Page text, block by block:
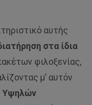
αυτής
στα ίδια
φιλοξενίας,
μ’ αυτόν
Υψηλών